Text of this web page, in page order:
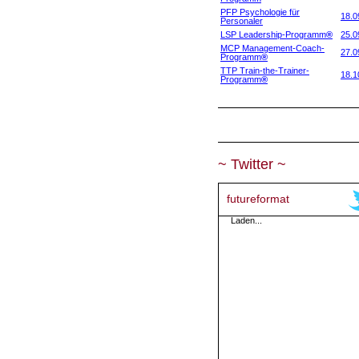
PFP Psychologie für
Personaler
LSP Leadership-Programm®
MCP Management-Coach-
Programm®
TTP Train-the-Trainer-
Programm®
~ Twitter ~
futureformat
Laden...